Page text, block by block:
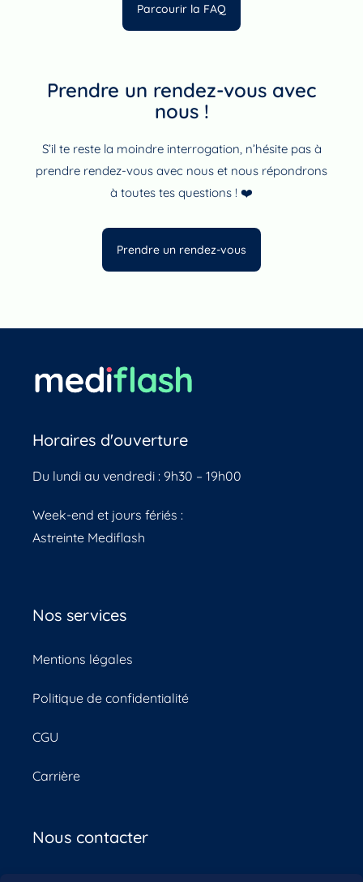
Parcourir la FAQ
Prendre un rendez-vous avec
nous !
S’il te reste la moindre interrogation, n’hésite pas à
prendre rendez-vous avec nous et nous répondrons
à toutes tes questions ! ❤️
Prendre un rendez-vous
Horaires d'ouverture
Du lundi au vendredi : 9h30 – 19h00
Week-end et jours fériés :
Astreinte Mediflash
Nos services
Mentions légales
Politique de confidentialité
CGU
Carrière
Nous contacter​